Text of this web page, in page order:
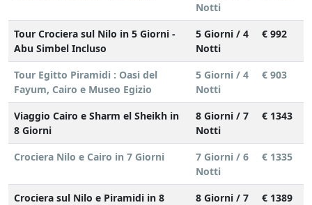
Notti
Tour Crociera sul Nilo in 5 Giorni -
Abu Simbel Incluso
5 Giorni / 4
Notti
€ 992
Tour Egitto Piramidi : Oasi del
Fayum, Cairo e Museo Egizio
5 Giorni / 4
Notti
€ 903
Viaggio Cairo e Sharm el Sheikh in
8 Giorni
8 Giorni / 7
Notti
€ 1343
Crociera Nilo e Cairo in 7 Giorni
7 Giorni / 6
Notti
€ 1335
Crociera sul Nilo e Piramidi in 8
8 Giorni / 7
€ 1389